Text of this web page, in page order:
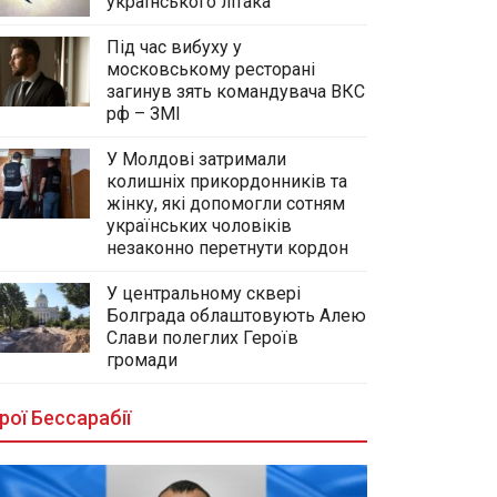
Під час вибуху у
московському ресторані
загинув зять командувача ВКС
рф – ЗМІ
У Молдові затримали
колишніх прикордонників та
жінку, які допомогли сотням
українських чоловіків
незаконно перетнути кордон
У центральному сквері
Болграда облаштовують Алею
Слави полеглих Героїв
громади
Бессарабії